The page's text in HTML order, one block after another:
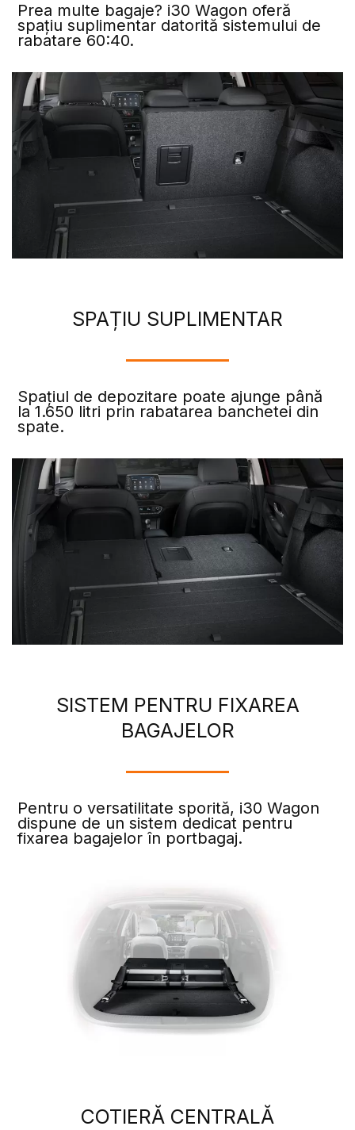
Prea multe bagaje? i30 Wagon oferă
spațiu suplimentar datorită sistemului de
rabatare 60:40.
SPAȚIU SUPLIMENTAR
Spațiul de depozitare poate ajunge până
la 1.650 litri prin rabatarea banchetei din
spate.
SISTEM PENTRU FIXAREA
BAGAJELOR
Pentru o versatilitate sporită, i30 Wagon
dispune de un sistem dedicat pentru
fixarea bagajelor în portbagaj.
COTIERĂ CENTRALĂ